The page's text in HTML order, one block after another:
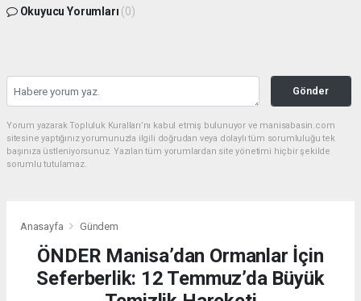
Okuyucu Yorumları (0)
Gönder
Yorum yazarak Topluluk Kuralları’nı kabul etmiş bulunuyor ve manisabasin.com
sitesine yaptığınız yorumunuzla ilgili doğrudan veya dolaylı tüm sorumluluğu tek
başınıza üstleniyorsunuz. Yazılan tüm yorumlardan site yönetimi hiçbir şekilde
sorumlu tutulamaz.
Anasayfa Gündem
ÖNDER Manisa’dan Ormanlar İçin
Seferberlik: 12 Temmuz’da Büyük